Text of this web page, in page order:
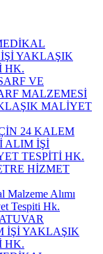
YAKLAŞIK
HK.
VE
MALZEMESİ
MALİYET
24 KALEM
ALIM İŞİ
TESPİTİ HK.
HİZMET
Malzeme Alımı
Tespiti Hk.
İŞİ YAKLAŞIK
HK.